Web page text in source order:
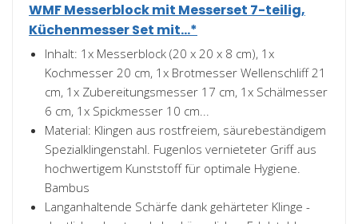
WMF Messerblock mit Messerset 7-teilig,
Küchenmesser Set mit...*
Inhalt: 1x Messerblock (20 x 20 x 8 cm), 1x
Kochmesser 20 cm, 1x Brotmesser Wellenschliff 21
cm, 1x Zubereitungsmesser 17 cm, 1x Schälmesser
6 cm, 1x Spickmesser 10 cm...
Material: Klingen aus rostfreiem, säurebeständigem
Spezialklingenstahl. Fugenlos vernieteter Griff aus
hochwertigem Kunststoff für optimale Hygiene.
Bambus
Langanhaltende Schärfe dank gehärteter Klinge -